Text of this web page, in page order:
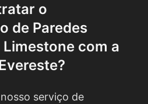
o
de Paredes
Limestone com a
serviço de